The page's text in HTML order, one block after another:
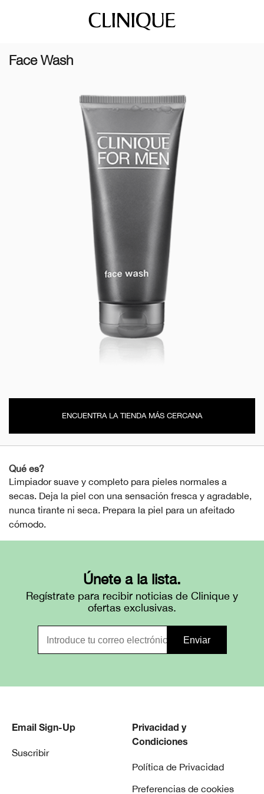
Face Wash
ENCUENTRA LA TIENDA MÁS CERCANA
Qué es?
Limpiador suave y completo para pieles normales a
secas. Deja la piel con una sensación fresca y agradable,
nunca tirante ni seca. Prepara la piel para un afeitado
cómodo.
Únete a la lista.
Regístrate para recibir noticias de Clinique y
ofertas exclusivas.
Email Sign-Up
Suscribir
Privacidad y
Condiciones
Política de Privacidad
Preferencias de cookies